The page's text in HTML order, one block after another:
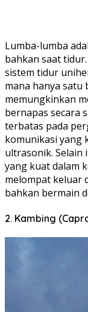
Lumba-lumba
bahkan saat
sistem tidur
mana hanya satu
memungkinkan
bernapas secara
terbatas pada
komunikasi yang
ultrasonik. Selain
yang kuat dalam
melompat keluar
bahkan bermain
2. Kambing